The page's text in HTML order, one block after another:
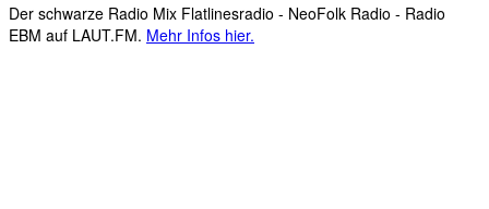
Der schwarze Radio Mix Flatlinesradio - NeoFolk Radio - Radio
EBM auf LAUT.FM. Mehr Infos hier.